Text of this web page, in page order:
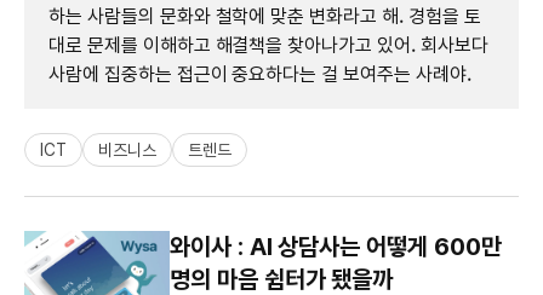
하는 사람들의 문화와 철학에 맞춘 변화라고 해. 경험을 토
대로 문제를 이해하고 해결책을 찾아나가고 있어. 회사보다
사람에 집중하는 접근이 중요하다는 걸 보여주는 사례야.
ICT 비즈니스 트렌드
와이사 : AI 상담사는 어떻게 600만
명의 마음 쉼터가 됐을까